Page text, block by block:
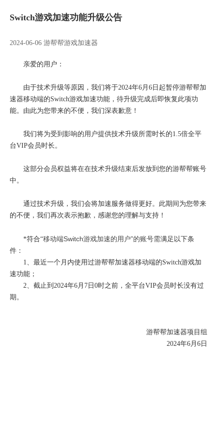
Switch游戏加速功能升级公告
2024-06-06 游帮帮游戏加速器
亲爱的用户：
由于技术升级等原因，我们将于2024年6月6日起暂停游帮帮加
速器移动端的Switch游戏加速功能，待升级完成后即恢复此项功
能。由此为您带来的不便，我们深表歉意！
我们将为受到影响的用户提供技术升级所需时长的1.5倍全平
台VIP会员时长。
这部分会员权益将在在技术升级结束后发放到您的游帮帮账号
中。
通过技术升级，我们会将加速服务做得更好。此期间为您带来
的不便，我们再次表示抱歉，感谢您的理解与支持！
*符合“移动端Switch游戏加速的用户”的账号需满足以下条
件：
1、最近一个月内使用过游帮帮加速器移动端的Switch游戏加
速功能；
2、截止到2024年6月7日0时之前，全平台VIP会员时长没有过
期。
游帮帮加速器项目组
2024年6月6日